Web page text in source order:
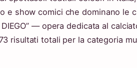
e show comici che dominano le
DIEGO” — opera dedicata al
risultati totali per la categoria